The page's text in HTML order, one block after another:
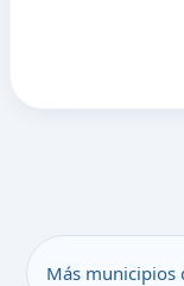
Más municipios